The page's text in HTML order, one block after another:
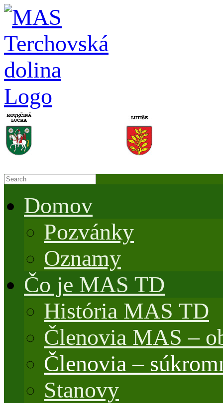
Domov
Pozvánky
Oznamy
Čo je MAS TD
História MAS TD
Členovia MAS –
Členovia –
Stanovy